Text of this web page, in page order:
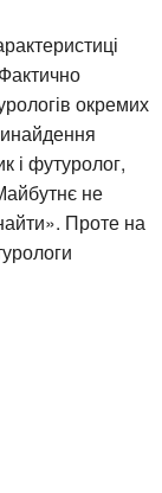
окремих
і футуролог,
не
Проте на